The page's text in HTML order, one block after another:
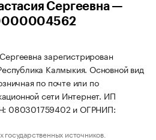
Сергеевна —
зарегистрирован
Калмыкия. Основной вид
по почте или по
сети Интернет. ИП
080301759402 и ОГРНИП:
источников.